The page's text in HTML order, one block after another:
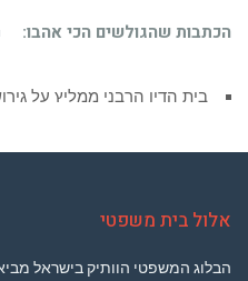
הכתבות שהגולשים הכי אהבו:
בית הדין הרבני ממליץ על
אלול בית משפטי
הבלוג המשפטי הוותיק בישראל